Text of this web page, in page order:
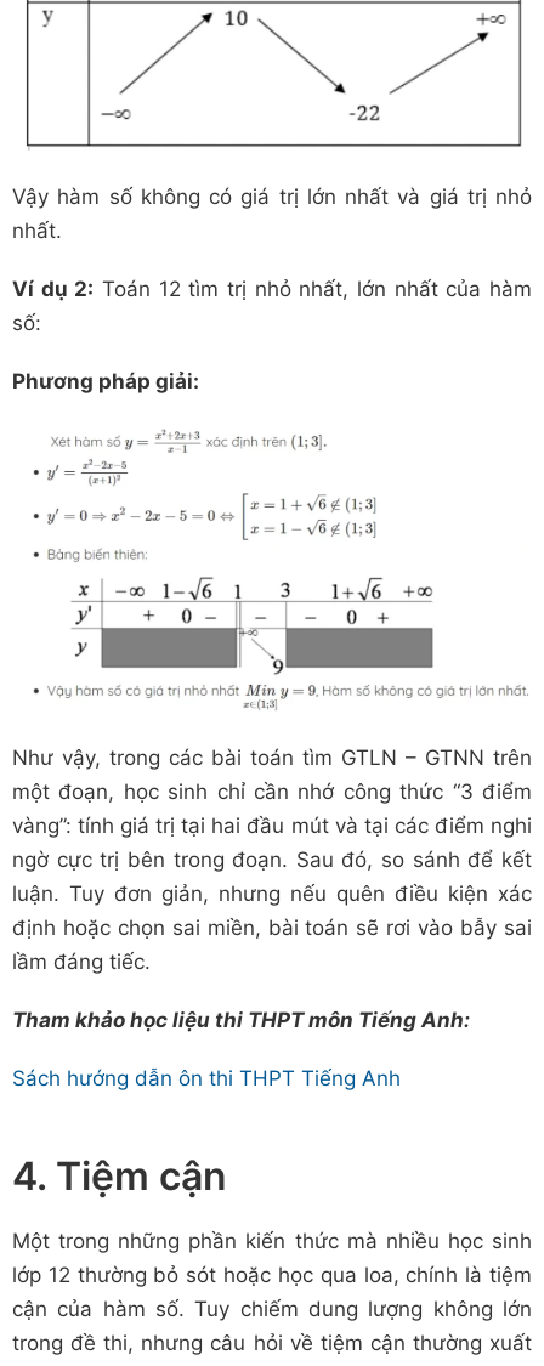
Vậy hàm số không có giá trị lớn nhất và giá trị nhỏ
nhất.
Ví dụ 2: Toán 12 tìm trị nhỏ nhất, lớn nhất của hàm
số:
Phương pháp giải:
Như vậy, trong các bài toán tìm GTLN – GTNN trên
một đoạn, học sinh chỉ cần nhớ công thức “3 điểm
vàng”: tính giá trị tại hai đầu mút và tại các điểm nghi
ngờ cực trị bên trong đoạn. Sau đó, so sánh để kết
luận. Tuy đơn giản, nhưng nếu quên điều kiện xác
định hoặc chọn sai miền, bài toán sẽ rơi vào bẫy sai
lầm đáng tiếc.
Tham khảo học liệu thi THPT môn Tiếng Anh:
Sách hướng dẫn ôn thi THPT Tiếng Anh
4. Tiệm cận
Một trong những phần kiến thức mà nhiều học sinh
lớp 12 thường bỏ sót hoặc học qua loa, chính là tiệm
cận của hàm số. Tuy chiếm dung lượng không lớn
trong đề thi, nhưng câu hỏi về tiệm cận thường xuất